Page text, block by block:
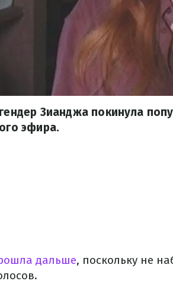
Зианджа покинула
эфира.
дальше, поскольку не